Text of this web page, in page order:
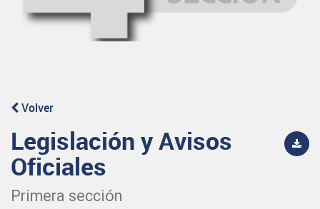
Volver
Legislación y Avisos
Oficiales
Primera sección